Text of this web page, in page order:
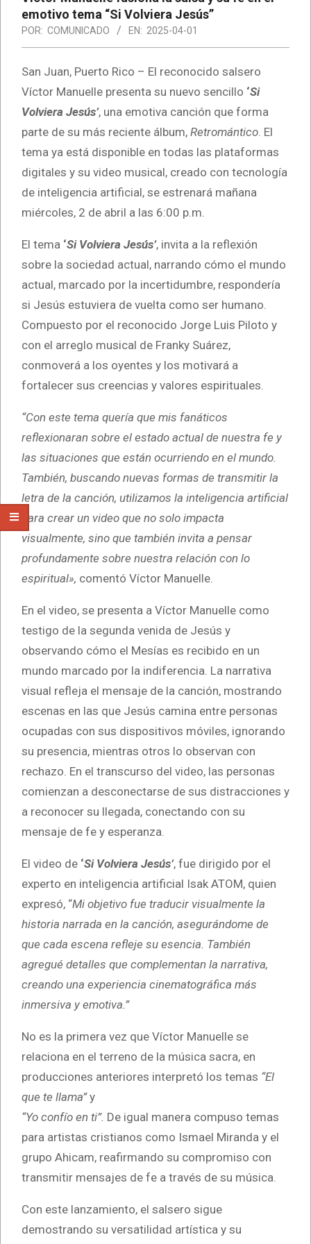
emotivo tema “Si Volviera Jesús”
POR: COMUNICADO EN: 2025-04-01
San Juan, Puerto Rico – El reconocido salsero
Víctor Manuelle presenta su nuevo sencillo ‘Si
Volviera Jesús’, una emotiva canción que forma
parte de su más reciente álbum, Retromántico . El
tema ya está disponible en todas las plataformas
digitales y su video musical, creado con tecnología
de inteligencia artificial, se estrenará mañana
miércoles, 2 de abril a las 6:00 p.m.
El tema ‘Si Volviera Jesús’, invita a la reflexión
sobre la sociedad actual, narrando cómo el mundo
actual, marcado por la incertidumbre, respondería
si Jesús estuviera de vuelta como ser humano.
Compuesto por el reconocido Jorge Luis Piloto y
con el arreglo musical de Franky Suárez,
conmoverá a los oyentes y los motivará a
fortalecer sus creencias y valores espirituales.
“Con este tema quería que mis fanáticos
reflexionaran sobre el estado actual de nuestra fe y
las situaciones que están ocurriendo en el mundo.
También, buscando nuevas formas de transmitir la
letra de la canción, utilizamos la inteligencia artificial
para crear un video que no solo impacta
visualmente, sino que también invita a pensar
profundamente sobre nuestra relación con lo
espiritual», comentó Víctor Manuelle.
En el video, se presenta a Víctor Manuelle como
testigo de la segunda venida de Jesús y
observando cómo el Mesías es recibido en un
mundo marcado por la indiferencia. La narrativa
visual refleja el mensaje de la canción, mostrando
escenas en las que Jesús camina entre personas
ocupadas con sus dispositivos móviles, ignorando
su presencia, mientras otros lo observan con
rechazo. En el transcurso del video, las personas
comienzan a desconectarse de sus distracciones y
a reconocer su llegada, conectando con su
mensaje de fe y esperanza.
El video de ‘Si Volviera Jesús’, fue dirigido por el
experto en inteligencia artificial Isak ATOM, quien
expresó, “Mi objetivo fue traducir visualmente la
historia narrada en la canción, asegurándome de
que cada escena refleje su esencia. También
agregué detalles que complementan la narrativa,
creando una experiencia cinematográfica más
inmersiva y emotiva.”
No es la primera vez que Víctor Manuelle se
relaciona en el terreno de la música sacra, en
producciones anteriores interpretó los temas “El
que te llama”y
“Yo confío en ti”. De igual manera compuso temas
para artistas cristianos como Ismael Miranda y el
grupo Ahicam, reafirmando su compromiso con
transmitir mensajes de fe a través de su música.
Con este lanzamiento, el salsero sigue
demostrando su versatilidad artística y su